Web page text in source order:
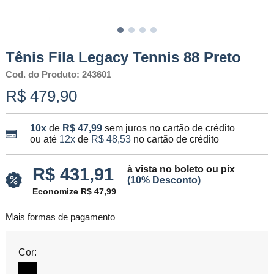
Tênis Fila Legacy Tennis 88 Preto
Cod. do Produto: 243601
R$ 479,90
10xde R$ 47,99 sem juros no cartão de crédito
ou até 12xde R$ 48,53no cartão de crédito
R$ 431,91
à vista no boleto ou pix
(10% Desconto)
Economize R$ 47,99
Mais formas de pagamento
Cor: